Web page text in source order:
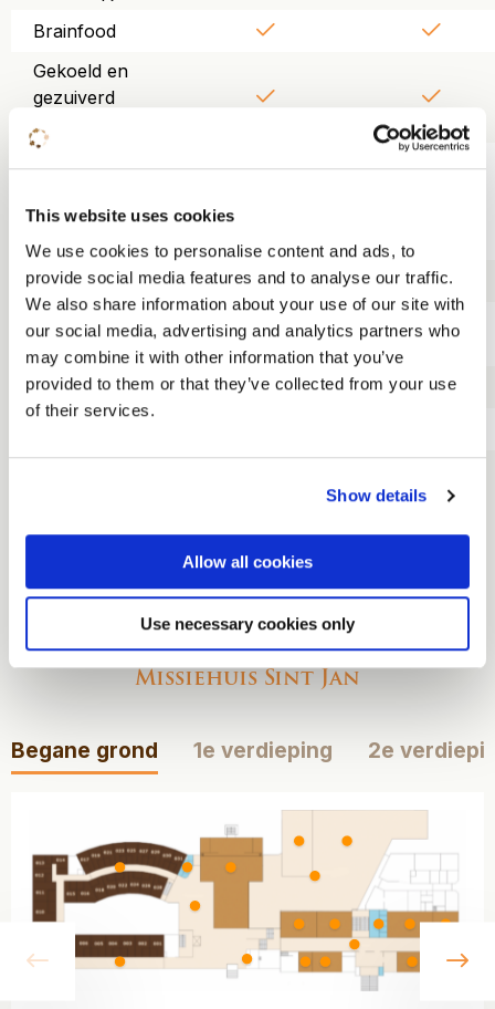
This website uses cookies
We use cookies to personalise content and ads, to
provide social media features and to analyse our traffic.
We also share information about your use of our site with
our social media, advertising and analytics partners who
may combine it with other information that you’ve
provided to them or that they’ve collected from your use
of their services.
Show details
Allow all cookies
Use necessary cookies only
Brainfood
Gekoeld en
gezuiverd
tafelwater
scherm, wifi en
flipover
Trainerskit
Lunch KonneKt
food court
Driegangendiner
Bekijk onze
plattegronden
vorige
Missiehuis Sint Jan
Begane grond 1e verdieping 2e